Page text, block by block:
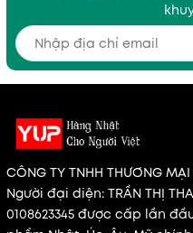
CÔNG TY TNHH THƯƠNG
Người đại diện: TRẦN THỊ
0108623345 được cấp lần